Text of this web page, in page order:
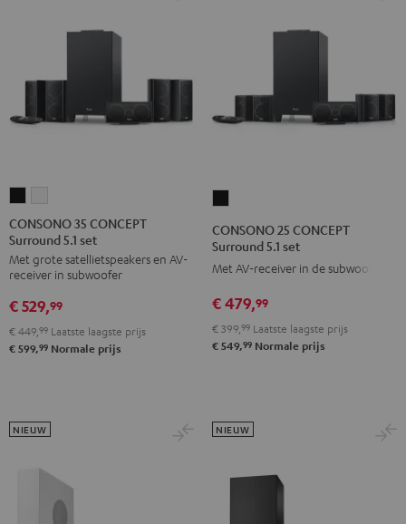
35
CONCEPT
Surround
5.1
set
Zwart
35
CONCEPT
Surround
5.1
set
Wit
CONSONO 35 CONCEPT
Surround 5.1 set
Met grote satellietspeakers en AV-
receiver in subwoofer
€ 529,99
€ 449, 99 Laatste laagste prijs
€ 599,99 Normale prijs
CONCEPT
Surround
set
Zwart
CONSONO 25 CONCEPT
Surround 5.1 set
Met AV-receiver in de subwoofer
€ 479,99
€ 399, 99 Laatste laagste prijs
€ 549,99 Normale prijs
NIEUW NIEUW